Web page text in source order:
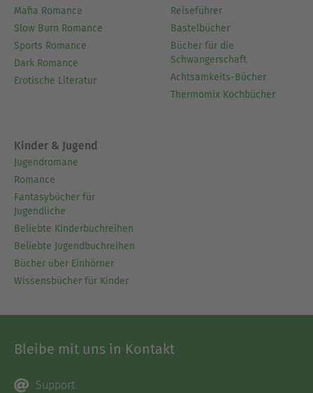
Mafia Romance
Slow Burn Romance
Sports Romance
Dark Romance
Erotische Literatur
Reiseführer
Bastelbücher
Bücher für die
Schwangerschaft
Achtsamkeits-Bücher
Thermomix Kochbücher
Kinder & Jugend
Jugendromane
Romance
Fantasybücher für
Jugendliche
Beliebte Kinderbuchreihen
Beliebte Jugendbuchreihen
Bücher über Einhörner
Wissensbücher für Kinder
Bleibe mit uns in Kontakt
Support